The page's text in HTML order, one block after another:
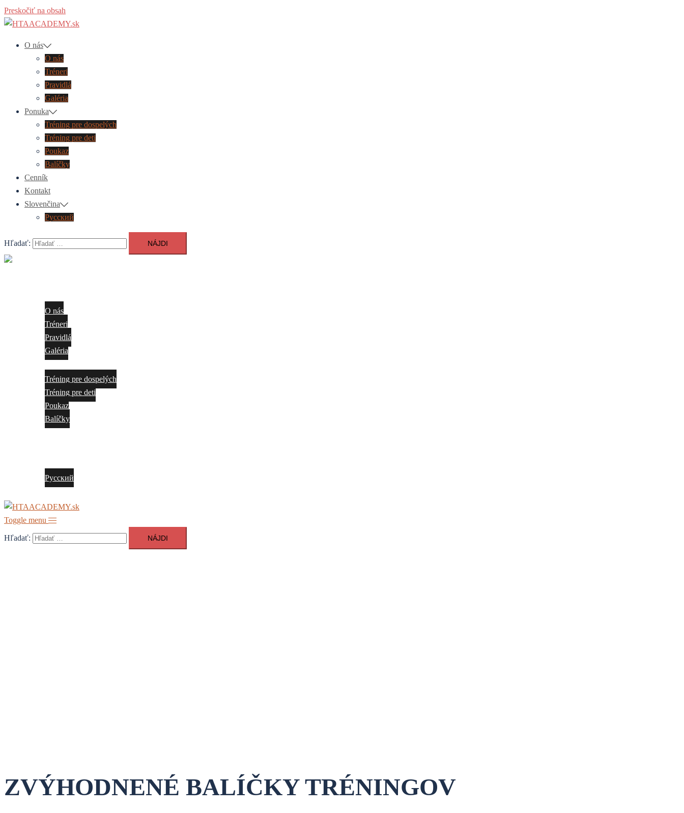
Preskočiť na obsah
O nás
O nás
Tréneri
Pravidlá
Galéria
Ponuka
Tréning pre dospelých
Tréning pre deti
Poukaz
Balíčky
Cenník
Kontakt
Slovenčina
Русский
Hľadať:
O nás
Tréneri
Pravidlá
Galéria
Tréning pre dospelých
Tréning pre deti
Poukaz
Balíčky
Русский
Toggle menu
Hľadať:
ZVÝHODNENÉ BALÍČKY TRÉNINGOV